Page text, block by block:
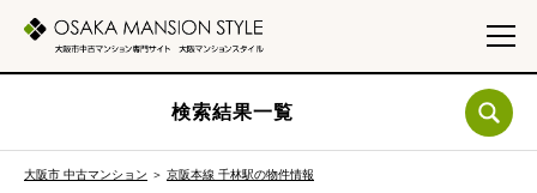
検索結果一覧
大阪市 中古マンション ＞ 京阪本線 千林駅の物件情報